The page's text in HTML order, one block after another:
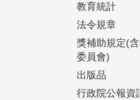
教育統計
法令規章
獎補助規定(
委員會)
出版品
行政院公報資